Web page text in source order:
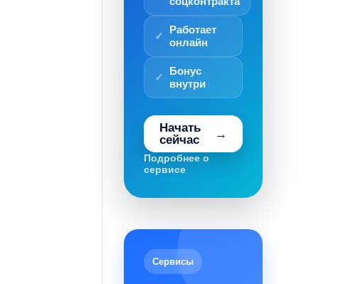
Работает
онлайн
Бонус
внутри
Начать
сейчас
Подробнее о
сервисе
Сервисы